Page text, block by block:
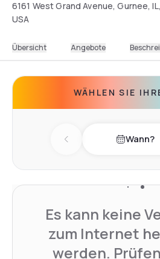
6161 West Grand Avenue, Gurnee, IL,
USA
Übersicht Angebote
WÄHLEN SIE
Previous day Wann?
Es kann keine
zum Internet
werden.